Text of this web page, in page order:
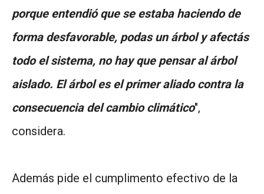
porque entendió que se estaba haciendo de
forma desfavorable, podas un árbol y afectás
todo el sistema, no hay que pensar al árbol
aislado. El árbol es el primer aliado contra la
consecuencia del cambio climático",
considera.
Además pide el cumplimento efectivo de la